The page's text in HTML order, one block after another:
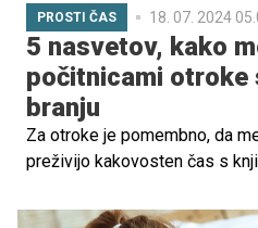
PROSTI ČAS 18. 07. 2024
5 nasvetov, kako
počitnicami otroke
branju
Za otroke je pomembno, da
preživijo kakovosten čas s
vse nove izzive, ki jih čakajo!